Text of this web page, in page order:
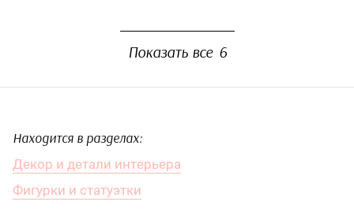
Показать все 6
Находится в разделах:
Декор и детали интерьера
Фигурки и статуэтки